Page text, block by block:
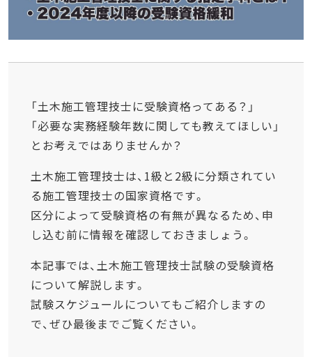
「土木施工管理技士に受験資格ってある？」
「必要な実務経験年数に関しても教えてほしい」
とお考えではありませんか？
土木施工管理技士は、1級と2級に分類されてい
る施工管理技士の国家資格です。
区分によって受験資格の有無が異なるため、申
し込む前に情報を確認しておきましょう。
本記事では、土木施工管理技士試験の受験資格
について解説します。
試験スケジュールについてもご紹介しますの
で、ぜひ最後までご覧ください。